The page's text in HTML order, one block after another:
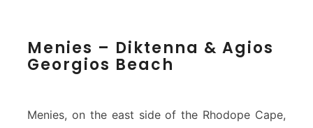
e
n
s
Menies – Diktenna & Agios
Georgios Beach
Menies, on the east side of the Rhodope Cape,